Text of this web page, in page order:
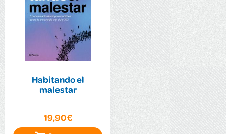
Habitando el
malestar
19,90€